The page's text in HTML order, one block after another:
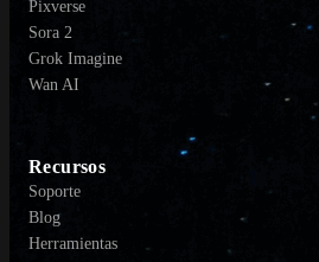
Pixverse
Sora 2
Grok Imagine
Wan AI
Recursos
Soporte
Blog
Herramientas